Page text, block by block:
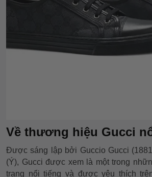
Về thương hiệu Gucci
Được sáng lập bởi Guccio Gucci
(Ý), Gucci được xem là một trong
trang nổi tiếng và được yêu thích